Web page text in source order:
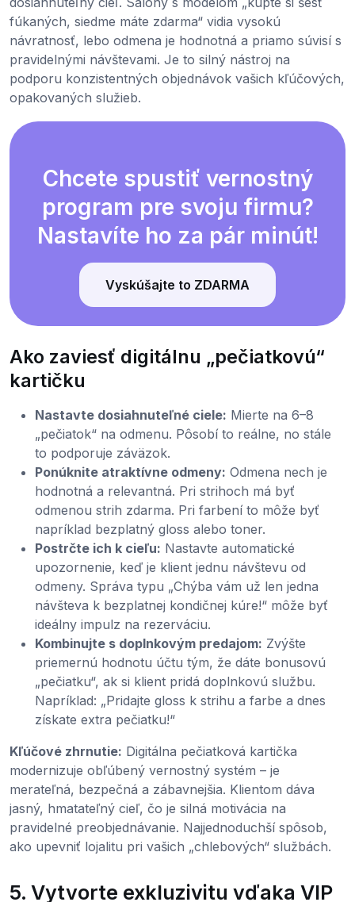
fúkaných, siedme máte zdarma“ vidia vysokú
návratnosť, lebo odmena je hodnotná a priamo súvisí s
pravidelnými návštevami. Je to silný nástroj na
podporu konzistentných objednávok vašich kľúčových,
opakovaných služieb.
Chcete spustiť vernostný
program pre svoju firmu?
Nastavíte ho za pár minút!
Vyskúšajte to ZDARMA
Ako zaviesť digitálnu „pečiatkovú“
kartičku
Nastavte dosiahnuteľné ciele: Mierte na 6–8
„pečiatok“ na odmenu. Pôsobí to reálne, no stále
to podporuje záväzok.
Ponúknite atraktívne odmeny: Odmena nech je
hodnotná a relevantná. Pri strihoch má byť
odmenou strih zdarma. Pri farbení to môže byť
napríklad bezplatný gloss alebo toner.
Postrčte ich k cieľu: Nastavte automatické
upozornenie, keď je klient jednu návštevu od
odmeny. Správa typu „Chýba vám už len jedna
návšteva k bezplatnej kondičnej kúre!“ môže byť
ideálny impulz na rezerváciu.
Kombinujte s doplnkovým predajom: Zvýšte
priemernú hodnotu účtu tým, že dáte bonusovú
„pečiatku“, ak si klient pridá doplnkovú službu.
Napríklad: „Pridajte gloss k strihu a farbe a dnes
získate extra pečiatku!“
Kľúčové zhrnutie: Digitálna pečiatková kartička
modernizuje obľúbený vernostný systém – je
merateľná, bezpečná a zábavnejšia. Klientom dáva
jasný, hmatateľný cieľ, čo je silná motivácia na
pravidelné preobjednávanie. Najjednoduchší spôsob,
ako upevniť lojalitu pri vašich „chlebových“ službách.
5. Vytvorte exkluzivitu vďaka VIP